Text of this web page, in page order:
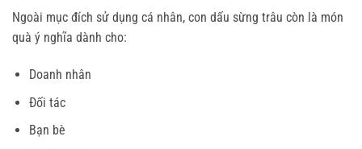
Ngoài mục đích sử dụng cá nhân, con dấu sừng trâu còn là món
quà ý nghĩa dành cho:
Doanh nhân
Đối tác
Bạn bè